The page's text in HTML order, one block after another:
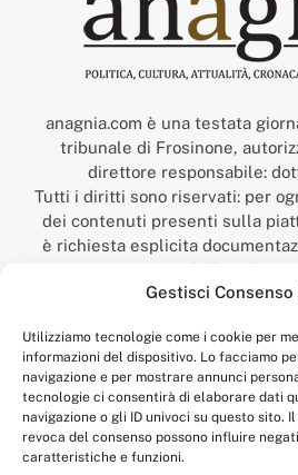
Gestisci Consenso
Utilizziamo tecnologie come i cookie per
informazioni del dispositivo. Lo facciamo
navigazione e per mostrare annunci
tecnologie ci consentirà di elaborare dati
navigazione o gli ID univoci su questo sito.
revoca del consenso possono influire
caratteristiche e funzioni.
anagnia.com è una testata
tribunale di Frosinone,
direttore responsabile:
Tutti i diritti sono riservati: per
dei contenuti presenti sulla
è richiesta esplicita
della
“Anagnia” è un marchio
Economico,
num. registrazione:
Per contatti: